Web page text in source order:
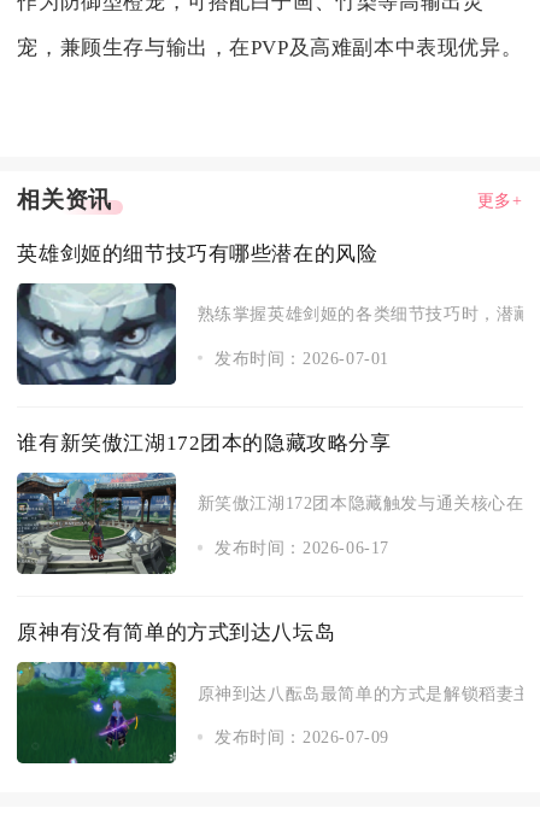
宠，兼顾生存与输出，在PVP及高难副本中表现优异。
相关资讯 更多+
英雄剑姬的细节技巧有哪些潜在的风险
熟练掌握英雄剑姬的各类细节技巧时，潜
发布时间：2026-07-01
谁有新笑傲江湖172团本的隐藏攻略分享
新笑傲江湖172团本隐藏触发与通关核心在
发布时间：2026-06-17
原神有没有简单的方式到达八坛岛
原神到达八酝岛最简单的方式是解锁稻妻
发布时间：2026-07-09